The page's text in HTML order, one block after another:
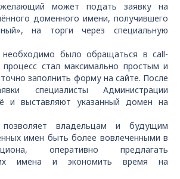
может подать заявку на
доменного имени, получившего
на торги через специальную
необходимо было обращаться в call-
стал максимально простым и
заполнить форму на сайте. После
специалисты Администрации
и выставляют указанный домен на
владельцам и будущим
имен быть более вовлеченными в
оперативно предлагать
имена и экономить время на